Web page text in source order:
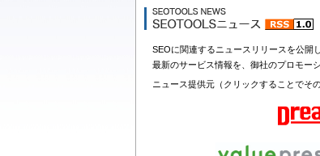
SEOに関連するニュースリリースを公開
最新のサービス情報を、御社のプロモー
ニュース提供元（クリックすることでそ